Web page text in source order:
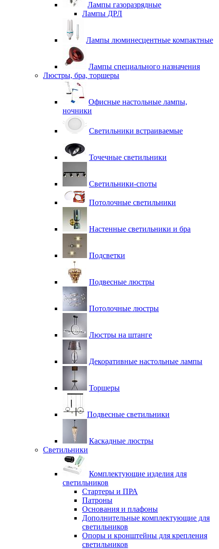
Лампы газоразрядные
Лампы ДРЛ
Лампы люминесцентные компактные
Лампы специального назначения
Люстры, бра, торшеры
Офисные настольные лампы,
ночники
Светильники встраиваемые
Точечные светильники
Светильники-споты
Потолочные светильники
Настенные светильники и бра
Подсветки
Подвесные люстры
Потолочные люстры
Люстры на штанге
Декоративные настольные лампы
Торшеры
Подвесные светильники
Каскадные люстры
Светильники
Комплектующие изделия для
светильников
Стартеры и ПРА
Патроны
Основания и плафоны
Дополнительные комплектующие для
светильников
Опоры и кронштейны для крепления
светильников